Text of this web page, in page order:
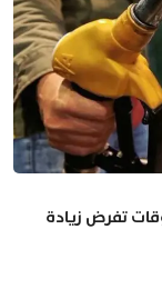
تفرض زيادة